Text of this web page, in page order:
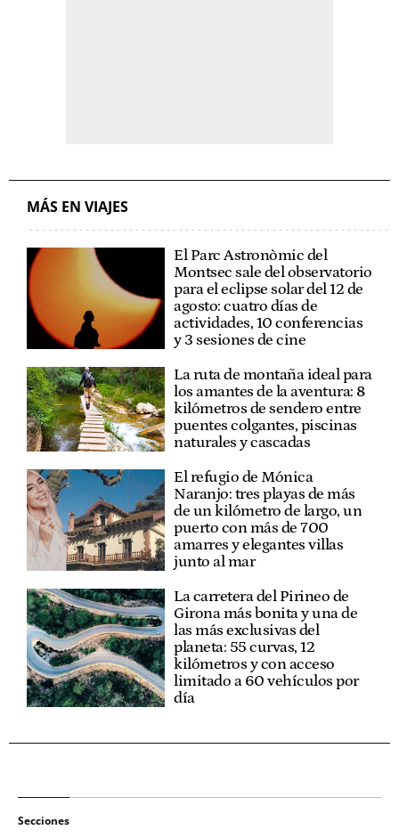
MÁS EN VIAJES
El Parc Astronòmic del
Montsec sale del observatorio
para el eclipse solar del 12 de
agosto: cuatro días de
actividades, 10 conferencias
y 3 sesiones de cine
La ruta de montaña ideal para
los amantes de la aventura: 8
kilómetros de sendero entre
puentes colgantes, piscinas
naturales y cascadas
El refugio de Mónica
Naranjo: tres playas de más
de un kilómetro de largo, un
puerto con más de 700
amarres y elegantes villas
junto al mar
La carretera del Pirineo de
Girona más bonita y una de
las más exclusivas del
planeta: 55 curvas, 12
kilómetros y con acceso
limitado a 60 vehículos por
día
Secciones